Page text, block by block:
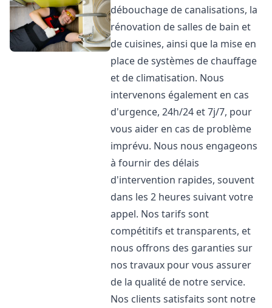
débouchage de canalisations, la
rénovation de salles de bain et
de cuisines, ainsi que la mise en
place de systèmes de chauffage
et de climatisation. Nous
intervenons également en cas
d'urgence, 24h/24 et 7j/7, pour
vous aider en cas de problème
imprévu. Nous nous engageons
à fournir des délais
d'intervention rapides, souvent
dans les 2 heures suivant votre
appel. Nos tarifs sont
compétitifs et transparents, et
nous offrons des garanties sur
nos travaux pour vous assurer
de la qualité de notre service.
Nos clients satisfaits sont notre